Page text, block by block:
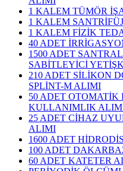
1 KALEM TÜMÖR
1 KALEM
1 KALEM FİZİK
40 ADET
1500 ADET
SABİTLEYİCİ
210 ADET SİLİKON
SPLİNT-M ALIMI
50 ADET OTOMATİK
KULLANIMLIK
25 ADET CİHAZ
ALIMI
1600 ADET
100 ADET
60 ADET KATETER